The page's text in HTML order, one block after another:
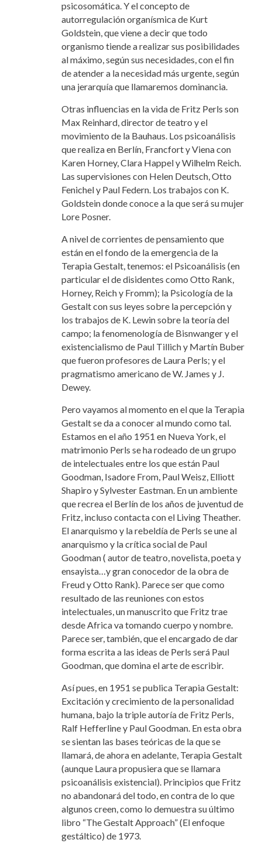
psicosomática. Y el concepto de
autorregulación organísmica de Kurt
Goldstein, que viene a decir que todo
organismo tiende a realizar sus posibilidades
al máximo, según sus necesidades, con el fin
de atender a la necesidad más urgente, según
una jerarquía que llamaremos dominancia.
Otras influencias en la vida de Fritz Perls son
Max Reinhard, director de teatro y el
movimiento de la Bauhaus. Los psicoanálisis
que realiza en Berlín, Francfort y Viena con
Karen Horney, Clara Happel y Wilhelm Reich.
Las supervisiones con Helen Deutsch, Otto
Fenichel y Paul Federn. Los trabajos con K.
Goldstein donde conoce a la que será su mujer
Lore Posner.
A nivel de corrientes de pensamiento que
están en el fondo de la emergencia de la
Terapia Gestalt, tenemos: el Psicoanálisis (en
particular el de disidentes como Otto Rank,
Horney, Reich y Fromm); la Psicología de la
Gestalt con sus leyes sobre la percepción y
los trabajos de K. Lewin sobre la teoría del
campo; la fenomenología de Bisnwanger y el
existencialismo de Paul Tillich y Martín Buber
que fueron profesores de Laura Perls; y el
pragmatismo americano de W. James y J.
Dewey.
Pero vayamos al momento en el que la Terapia
Gestalt se da a conocer al mundo como tal.
Estamos en el año 1951 en Nueva York, el
matrimonio Perls se ha rodeado de un grupo
de intelectuales entre los que están Paul
Goodman, Isadore From, Paul Weisz, Elliott
Shapiro y Sylvester Eastman. En un ambiente
que recrea el Berlín de los años de juventud de
Fritz, incluso contacta con el Living Theather.
El anarquismo y la rebeldía de Perls se une al
anarquismo y la crítica social de Paul
Goodman ( autor de teatro, novelista, poeta y
ensayista…y gran conocedor de la obra de
Freud y Otto Rank). Parece ser que como
resultado de las reuniones con estos
intelectuales, un manuscrito que Fritz trae
desde Africa va tomando cuerpo y nombre.
Parece ser, también, que el encargado de dar
forma escrita a las ideas de Perls será Paul
Goodman, que domina el arte de escribir.
Así pues, en 1951 se publica Terapia Gestalt:
Excitación y crecimiento de la personalidad
humana, bajo la triple autoría de Fritz Perls,
Ralf Hefferline y Paul Goodman. En esta obra
se sientan las bases teóricas de la que se
llamará, de ahora en adelante, Terapia Gestalt
(aunque Laura propusiera que se llamara
psicoanálisis existencial). Principios que Fritz
no abandonará del todo, en contra de lo que
algunos creen, como lo demuestra su último
libro “The Gestalt Approach” (El enfoque
gestáltico) de 1973.